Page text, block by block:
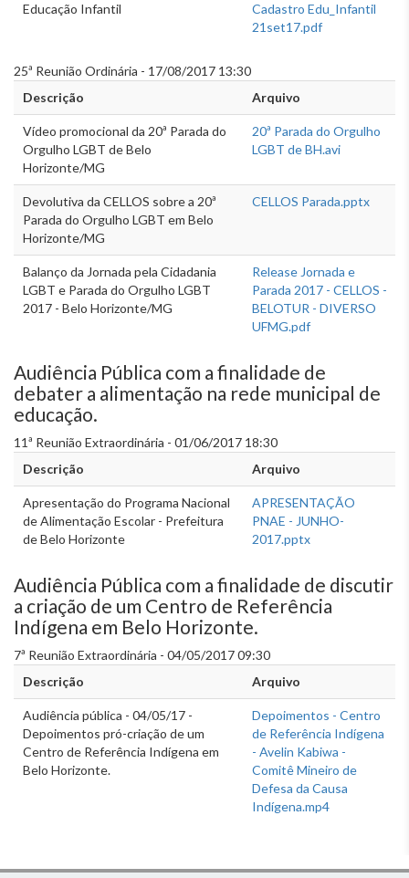
Educação Infantil
Cadastro Edu_Infantil
21set17.pdf
25ª Reunião Ordinária - 17/08/2017 13:30
Descrição
Arquivo
Vídeo promocional da 20ª Parada do
Orgulho LGBT de Belo
Horizonte/MG
20ª Parada do Orgulho
LGBT de BH.avi
Devolutiva da CELLOS sobre a 20ª
Parada do Orgulho LGBT em Belo
Horizonte/MG
CELLOS Parada.pptx
Balanço da Jornada pela Cidadania
LGBT e Parada do Orgulho LGBT
2017 - Belo Horizonte/MG
Release Jornada e
Parada 2017 - CELLOS -
BELOTUR - DIVERSO
UFMG.pdf
Audiência Pública com a finalidade de
debater a alimentação na rede municipal de
educação.
11ª Reunião Extraordinária - 01/06/2017 18:30
Descrição
Arquivo
Apresentação do Programa Nacional
de Alimentação Escolar - Prefeitura
de Belo Horizonte
APRESENTAÇÃO
PNAE - JUNHO-
2017.pptx
Audiência Pública com a finalidade de discutir
a criação de um Centro de Referência
Indígena em Belo Horizonte.
7ª Reunião Extraordinária - 04/05/2017 09:30
Descrição
Arquivo
Audiência pública - 04/05/17 -
Depoimentos pró-criação de um
Centro de Referência Indígena em
Belo Horizonte.
Depoimentos - Centro
de Referência Indígena
- Avelin Kabiwa -
Comitê Mineiro de
Defesa da Causa
Indígena.mp4